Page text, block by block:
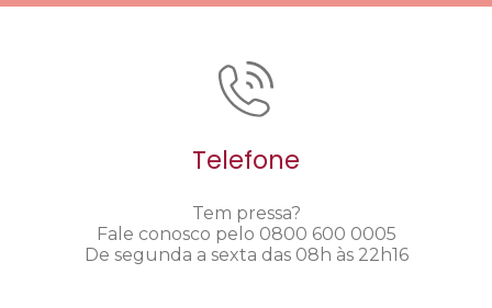
Telefone
Tem pressa?
Fale conosco pelo 0800 600 0005
De segunda a sexta das 08h às 22h16